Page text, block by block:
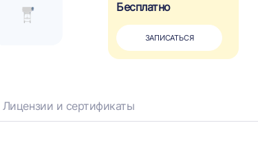
Бесплатно
ЗАПИСАТЬСЯ
Лицензии и сертификаты